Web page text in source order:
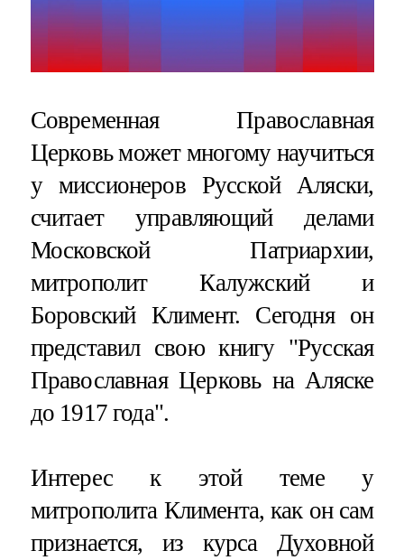
Современная Православная
Церковь может многому научиться
у миссионеров Русской Аляски,
считает управляющий делами
Московской Патриархии,
митрополит Калужский и
Боровский Климент. Сегодня он
представил свою книгу "Русская
Православная Церковь на Аляске
до 1917 года".
Интерес к этой теме у
митрополита Климента, как он сам
признается, из курса Духовной